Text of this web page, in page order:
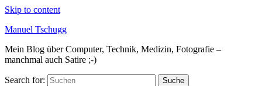
Skip to content
Manuel Tschugg
Mein Blog über Computer, Technik, Medizin, Fotografie –
manchmal auch Satire ;-)
Search for: Suche